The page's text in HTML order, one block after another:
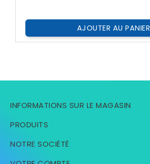
AJOUTER AU PANIER
INFORMATIONS SUR LE MAGASIN
PRODUITS
NOTRE SOCIÉTÉ